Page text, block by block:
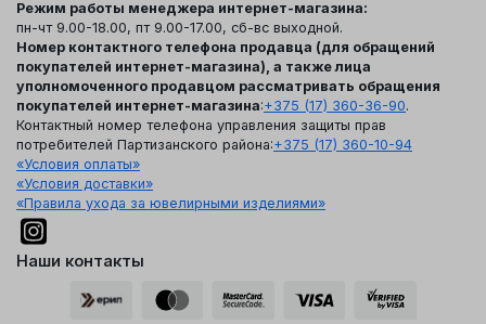
Режим работы менеджера интернет-магазина:
пн-чт 9.00-18.00, пт 9.00-17.00, сб-вс выходной.
Номер контактного телефона продавца (для обращений
покупателей интернет-магазина), а также лица
уполномоченного продавцом рассматривать обращения
покупателей интернет-магазина:+375 (17) 360-36-90.
Контактный номер телефона управления защиты прав
потребителей Партизанского района:+375 (17) 360-10-94
«Условия оплаты»
«Условия доставки»
«Правила ухода за ювелирными изделиями»
Наши контакты